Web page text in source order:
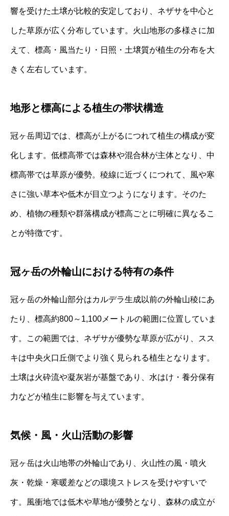
響を受けた土壌が比較的安定しており、ネザサを中心と
した草原が広く分布しています。火山地形の多様さに加
えて、標高・風当たり・日照・土壌質が植生の分布を大
きく左右しています。
地形と標高による植生の帯状構造
冠ヶ岳周辺では、標高が上がるにつれて植生の構成が変
化します。低標高帯では森林や混合林が主体となり、中
標高帯では草原が優勢。稜線に近づくにつれて、風や寒
さに強い草本や低木が目立つようになります。そのた
め、植物の種類や群落構成が標高ごとに明確に異なるこ
とが特徴です。
冠ヶ岳の外輪山における特有の条件
冠ヶ岳の外輪山部分はカルデラ生成以前の外輪山稜にあ
たり、標高約800～1,100メートルの範囲に位置していま
す。この範囲では、ネザサが優勢な草原が広がり、スス
キは中央火口丘側でより強く見られる植生となります。
土壌は火砕流や凝灰岩が基盤であり、水はけ・養分保有
力などが植生に影響を与えています。
気候・風・火山活動の影響
冠ヶ岳は火山地帯の外輪山であり、火山性の風・噴火
灰・乾燥・寒暖差などの環境ストレスを受けやすいで
す。風衝地では低木や草地が優勢となり、森林の成立が